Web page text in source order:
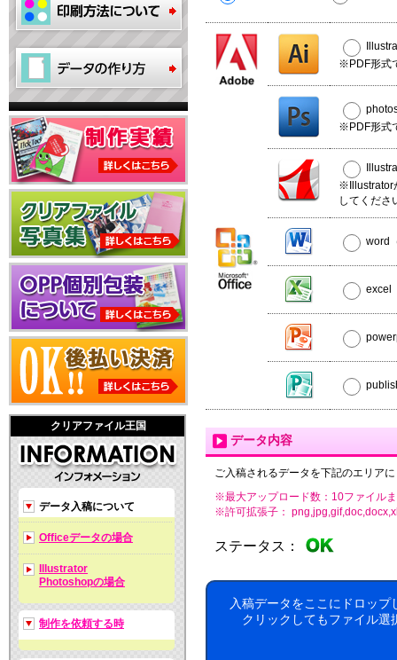
クリアファイル王国
データ入稿について
Officeデータの場合
Illustrator
Photoshopの場合
制作を依頼する時
※PDF形式
※PDF形式
※Illustrator
してくださ
word
excel
データ内容
ご入稿されるデータを下記のエリア
※最大アップロード数：10ファイル
※許可拡張子：
ステータス：
入稿データをここにドロップ
クリックしてもファイル選